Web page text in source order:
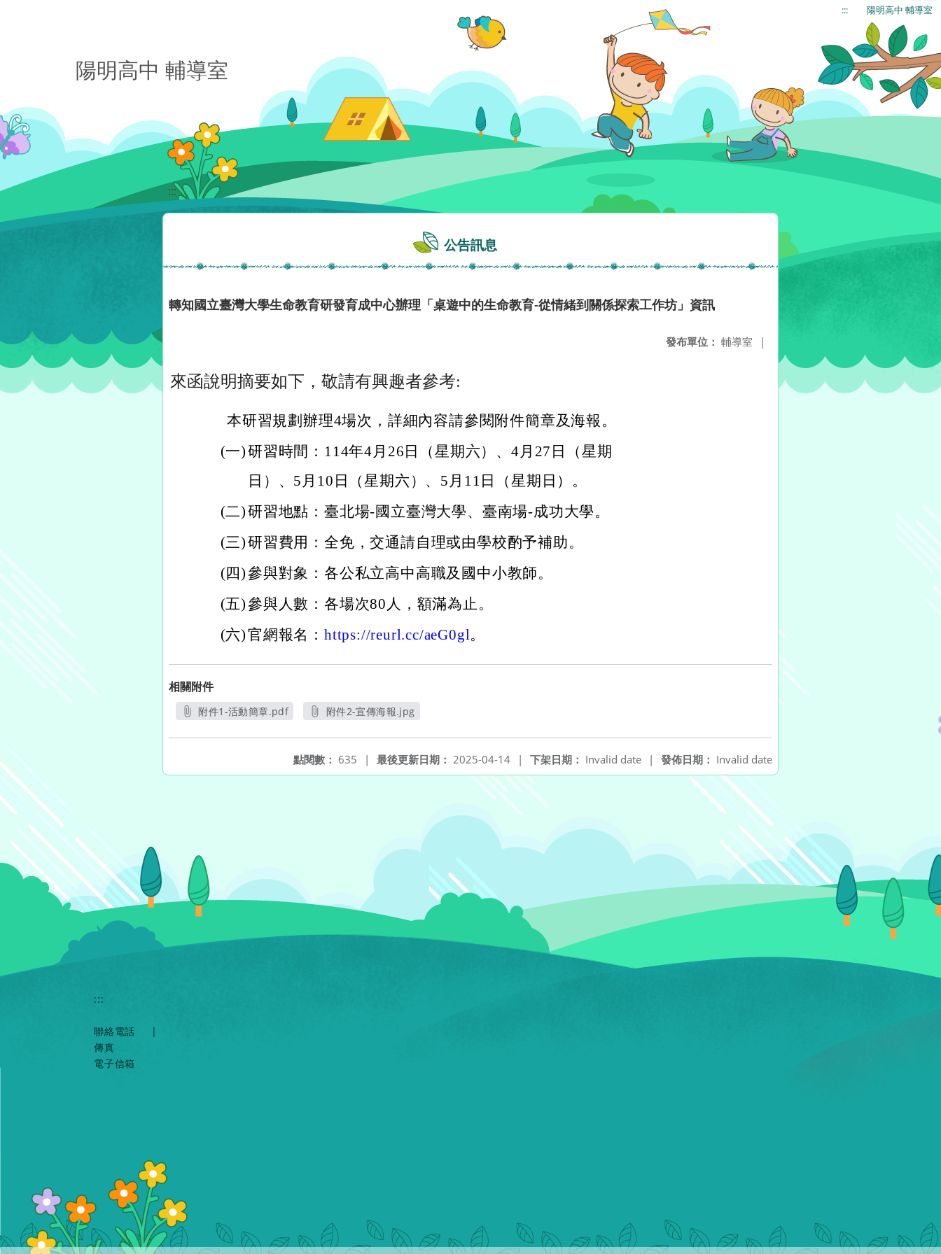
::: 陽明高中 輔導室
陽明高中 輔導室
:::
公告訊息
轉知國立臺灣大學生命教育研發育成中心辦理「桌遊中的生命教育-從情緒到關係探索工作坊」資訊
發布單位： 輔導室 |
來函說明摘要如下，敬請有興趣者參考:
本研習規劃辦理4場次，詳細內容請參閱附件簡章及海報。
(一)研習時間：114年4月26日（星期六）、4月27日（星期
日）、5月10日（星期六）、5月11日（星期日）。
(二)研習地點：臺北場-國立臺灣大學、臺南場-成功大學。
(三)研習費用：全免，交通請自理或由學校酌予補助。
(四)參與對象：各公私立高中高職及國中小教師。
(五)參與人數：各場次80人，額滿為止。
(六)官網報名： https://reurl.cc/aeG0gl。
相關附件
附件1-活動簡章.pdf
附件2-宣傳海報.jpg
發佈日期： Invalid date
下架日期： Invalid date |
最後更新日期： 2025-04-14 |
點閱數： 635 |
:::
聯絡電話
|
傳真
電子信箱